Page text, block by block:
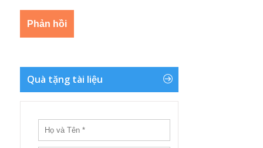
Quà tặng tài liệu